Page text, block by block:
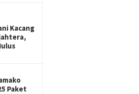
Kacang
Paket